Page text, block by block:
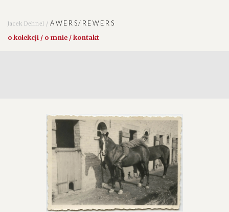
Jacek Dehnel /AWERS/REWERS
o kolekcji / o mnie / kontakt